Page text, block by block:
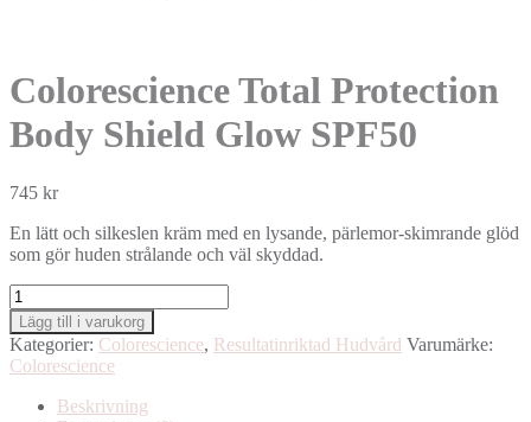
Colorescience Total Protection
Body Shield Glow SPF50
745 kr
En lätt och silkeslen kräm med en lysande, pärlemor-skimrande glöd
som gör huden strålande och väl skyddad.
Colorescience
Total
Protection
Body
Shield
Glow
Lägg till i varukorg
Kategorier: Colorescience, Resultatinriktad Hudvård Varumärke:
Colorescience
Beskrivning